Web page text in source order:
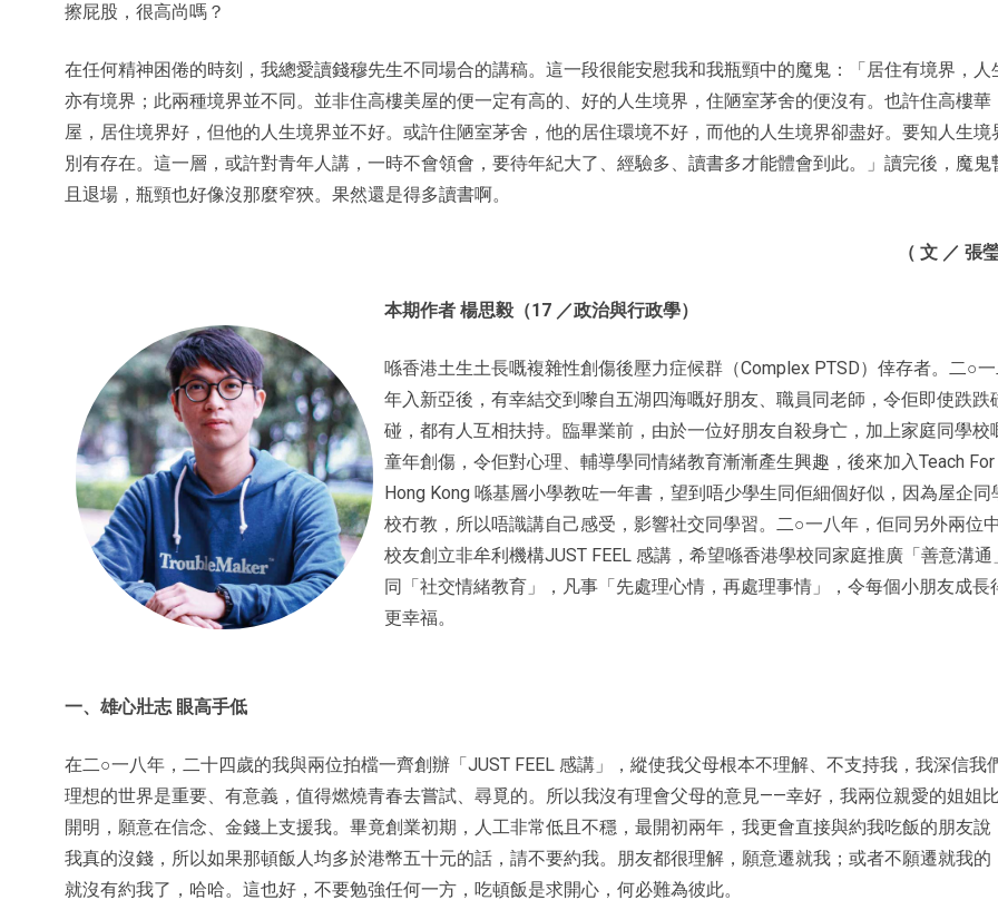
擦屁股，很高尚嗎？
在任何精神困倦的時刻，我總愛讀錢穆先生不同場合的講稿。這一段很能安慰我和我瓶頸中的魔鬼：「居住有境界，人
亦有境界；此兩種境界並不同。並非住高樓美屋的便一定有高的、好的人生境界，住陋室茅舍的便沒有。也許住高樓華
屋，居住境界好，但他的人生境界並不好。或許住陋室茅舍，他的居住環境不好，而他的人生境界卻盡好。要知人生境
別有存在。這一層，或許對青年人講，一時不會領會，要待年紀大了、經驗多、讀書多才能體會到此。」讀完後，魔鬼
且退場，瓶頸也好像沒那麼窄狹。果然還是得多讀書啊。
（ 文 ／ 張瑩
本期作者 楊思毅（17 ／政治與行政學）
喺香港土生土長嘅複雜性創傷後壓力症候群（Complex PTSD）倖存者。二○一
年入新亞後，有幸結交到嚟自五湖四海嘅好朋友、職員同老師，令佢即使跌跌
碰，都有人互相扶持。臨畢業前，由於一位好朋友自殺身亡，加上家庭同學校
童年創傷，令佢對心理、輔導學同情緒教育漸漸產生興趣，後來加入Teach For
Hong Kong 喺基層小學教咗一年書，望到唔少學生同佢細個好似，因為屋企同
校冇教，所以唔識講自己感受，影響社交同學習。二○一八年，佢同另外兩位
校友創立非牟利機構JUST FEEL 感講，希望喺香港學校同家庭推廣「善意溝通
同「社交情緒教育」，凡事「先處理心情，再處理事情」，令每個小朋友成長
更幸福。
一、雄心壯志 眼高手低
在二○一八年，二十四歲的我與兩位拍檔一齊創辦「JUST FEEL 感講」，縱使我父母根本不理解、不支持我，我深信我
理想的世界是重要、有意義，值得燃燒青春去嘗試、尋覓的。所以我沒有理會父母的意見——幸好，我兩位親愛的姐姐
開明，願意在信念、金錢上支援我。畢竟創業初期，人工非常低且不穩，最開初兩年，我更會直接與約我吃飯的朋友說
我真的沒錢，所以如果那頓飯人均多於港幣五十元的話，請不要約我。朋友都很理解，願意遷就我；或者不願遷就我的
就沒有約我了，哈哈。這也好，不要勉強任何一方，吃頓飯是求開心，何必難為彼此。